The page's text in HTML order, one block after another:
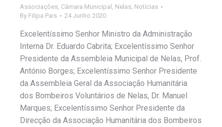
Associações Câmara Municipal Nelas Notícias
By Filipa Pais 24 Junho 2020
Excelentíssimo Senhor Ministro da Administração
Interna Dr. Eduardo Cabrita; Excelentíssimo Senhor
Presidente da Assembleia Municipal de Nelas, Prof.
António Borges; Excelentíssimo Senhor Presidente
da Assembleia Geral da Associação Humanitária
dos Bombeiros Voluntários de Nelas, Dr. Manuel
Marques; Excelentíssimo Senhor Presidente da
Direcção da Associação Humanitária dos Bombeiros